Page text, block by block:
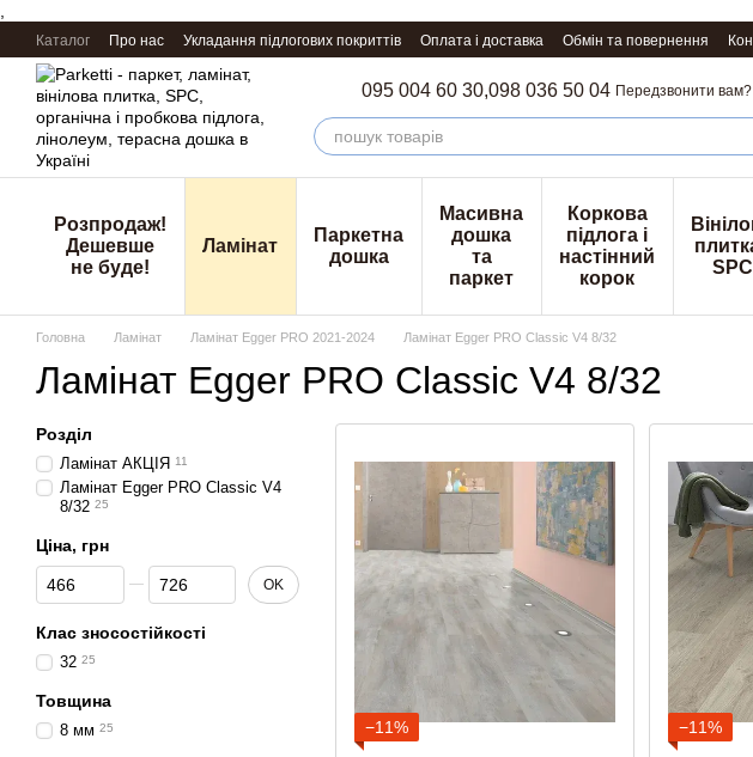
Перейти к основному контенту
Каталог Про нас Укладання підлогових покриттів Оплата і доставка Обмін та повернення
095 004 60 30,098 036 50 04 Передзвонити вам?
Розпродаж!
Дешевше
не буде!
Ламінат
Паркетна
дошка
Масивна
дошка
та
паркет
Коркова
підлога і
настінний
корок
SPC
Головна Ламінат Ламінат Egger PRO 2021-2024 Ламінат Egger PRO Classic V4 8/32
Ламінат Egger PRO Classic V4 8/32
−11% −11%
Розділ
Ламінат АКЦІЯ 11
Ламінат Egger PRO Classic V4
8/32 25
Ціна, грн
Від Ціна, грн
До Ціна, грн OK
Клас зносостійкості
32 25
Товщина
8 мм 25